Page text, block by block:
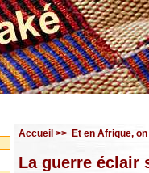
Accueil >> Et en Afrique,
La guerre éclair